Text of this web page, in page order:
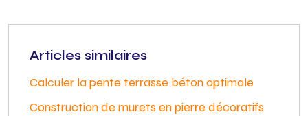
Articles similaires
Calculer la pente terrasse béton optimale
Construction de murets en pierre décoratifs